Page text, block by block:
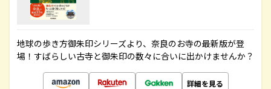
地球の歩き方御朱印シリーズより、奈良のお寺の最新版が登
場！すばらしい古寺と御朱印の数々に合いに出かけませんか？
詳細を見る